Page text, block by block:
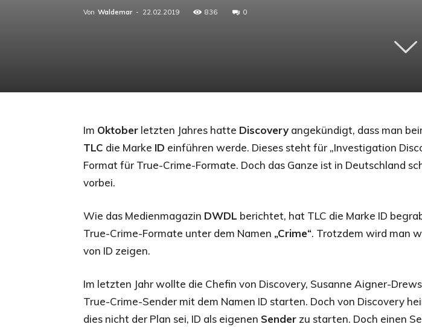
Von Waldemar - 22.02.2019 836 0
Im Oktober letzten Jahres hatte Discovery angekündigt, dass man
TLC die Marke ID einführen werde. Dieses steht für „Investigation
Format für True-Crime-Formate. Doch das Ganze ist in Deutschland
vorbei.
Wie das Medienmagazin DWDL berichtet, hat TLC die Marke ID
True-Crime-Formate unter dem Namen „Crime“. Trotzdem wird man
von ID zeigen.
Im letzten Jahr wollte die Chefin von Discovery, Susanne Aigner-
True-Crime-Sender mit dem Namen ID starten. Doch von Discovery
dies nicht der Plan sei, ID als eigenen Sender zu starten. Doch einen